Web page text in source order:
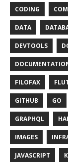
CODING
DATA
DEVTOOLS
FILOFAX
GITHUB GO
GRAPHQL
IMAGES
JAVASCRIPT